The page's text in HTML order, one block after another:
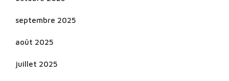
septembre 2025
août 2025
juillet 2025